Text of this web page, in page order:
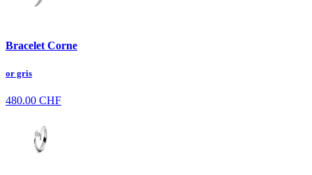
Bracelet Corne
or gris
480.00 CHF